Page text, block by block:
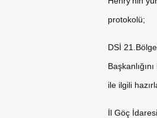
protokolü;
DSİ
ile ilgili
İl Göç